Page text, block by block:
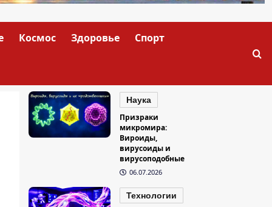
Космос Здоровье Спорт
Наука
Призраки
микромира:
Вироиды,
вирусоиды и
вирусоподобные
06.07.2026
Технологии